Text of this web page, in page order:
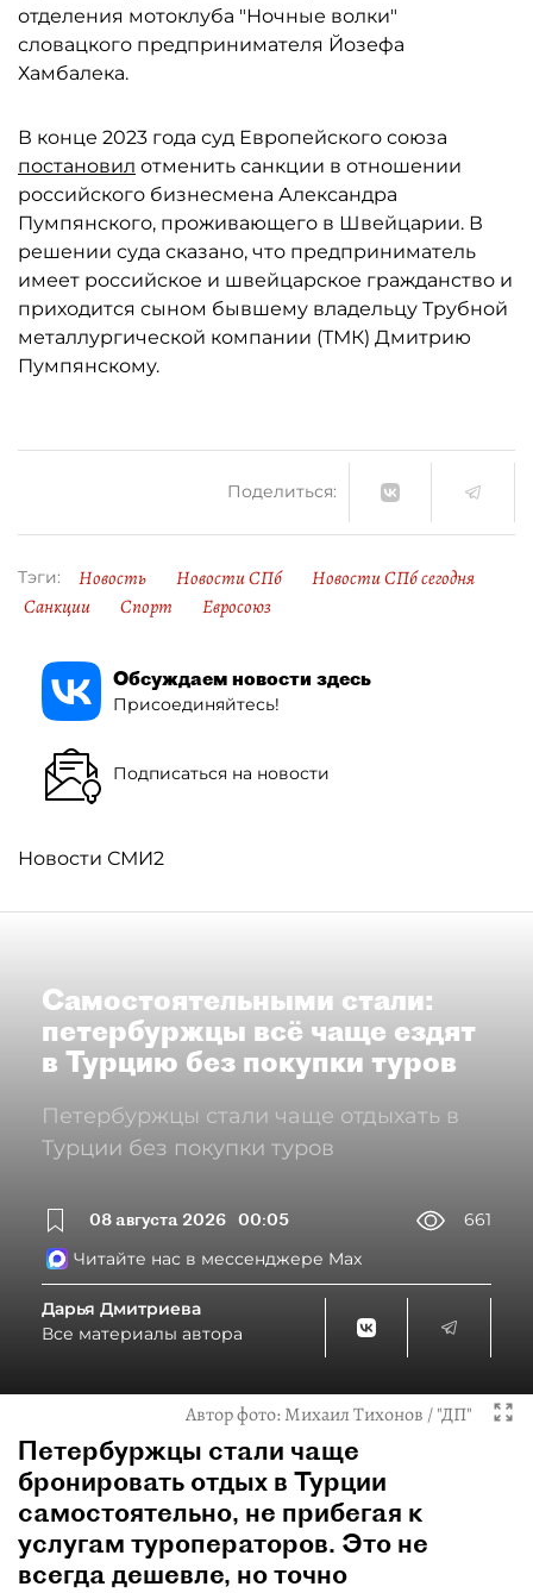
отделения мотоклуба "Ночные волки"
словацкого предпринимателя Йозефа
Хамбалека.
В конце 2023 года суд Европейского союза
постановил отменить санкции в отношении
российского бизнесмена Александра
Пумпянского, проживающего в Швейцарии. В
решении суда сказано, что предприниматель
имеет российское и швейцарское гражданство и
приходится сыном бывшему владельцу Трубной
металлургической компании (ТМК) Дмитрию
Пумпянскому.
Поделиться:
Тэги: Новость Новости СПб
Новости СПб сегодня
Санкции
Спорт Евросоюз
Обсуждаем новости здесь
Присоединяйтесь!
Подписаться на новости
Новости СМИ2
Самостоятельными стали:
петербуржцы всё чаще ездят
в Турцию без покупки туров
Петербуржцы стали чаще отдыхать в
Турции без покупки туров
08 августа 2026 00:05
661
Читайте нас в мессенджере Max
Дарья Дмитриева
Все материалы автора
Автор фото:Михаил Тихонов / "ДП"
Петербуржцы стали чаще
бронировать отдых в Турции
самостоятельно, не прибегая к
услугам туроператоров. Это не
всегда дешевле, но точно